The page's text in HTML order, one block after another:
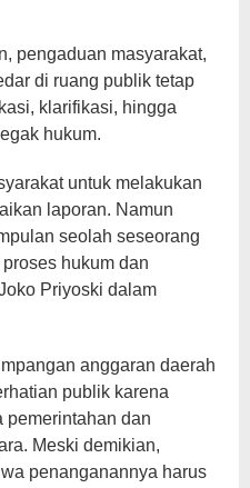
pengaduan masyarakat,
di ruang publik tetap
klarifikasi, hingga
hukum.
untuk melakukan
laporan. Namun
seolah seseorang
hukum dan
Priyoski dalam
anggaran daerah
publik karena
pemerintahan dan
Meski demikian,
penanganannya harus